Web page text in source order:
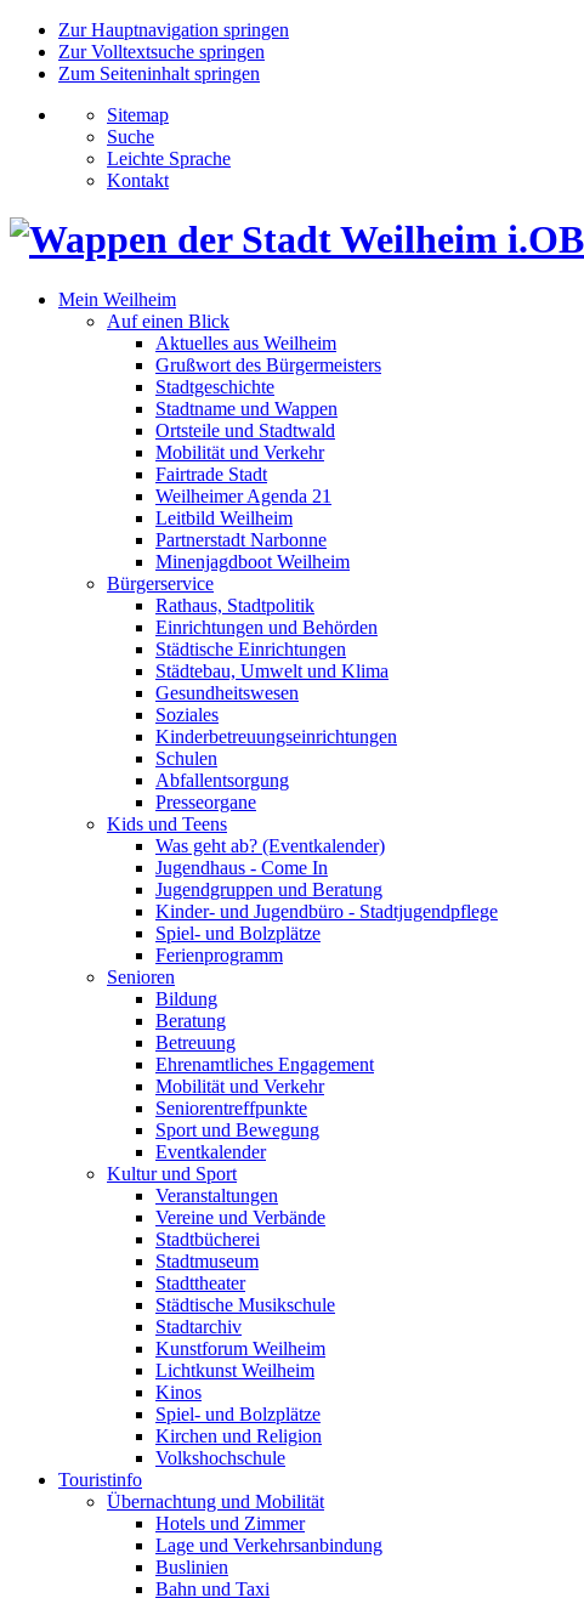
Zur Hauptnavigation springen
Zur Volltextsuche springen
Zum Seiteninhalt springen
Sitemap
Suche
Leichte Sprache
Kontakt
Mein Weilheim
Auf einen Blick
Aktuelles aus Weilheim
Grußwort des Bürgermeisters
Stadtgeschichte
Stadtname und Wappen
Ortsteile und Stadtwald
Mobilität und Verkehr
Fairtrade Stadt
Weilheimer Agenda 21
Leitbild Weilheim
Partnerstadt Narbonne
Minenjagdboot Weilheim
Bürgerservice
Rathaus, Stadtpolitik
Einrichtungen und Behörden
Städtische Einrichtungen
Städtebau, Umwelt und Klima
Gesundheitswesen
Soziales
Kinderbetreuungseinrichtungen
Schulen
Abfallentsorgung
Presseorgane
Kids und Teens
Was geht ab? (Eventkalender)
Jugendhaus - Come In
Jugendgruppen und Beratung
Kinder- und Jugendbüro - Stadtjugendpflege
Spiel- und Bolzplätze
Ferienprogramm
Senioren
Bildung
Beratung
Betreuung
Ehrenamtliches Engagement
Mobilität und Verkehr
Seniorentreffpunkte
Sport und Bewegung
Eventkalender
Kultur und Sport
Veranstaltungen
Vereine und Verbände
Stadtbücherei
Stadtmuseum
Stadttheater
Städtische Musikschule
Stadtarchiv
Kunstforum Weilheim
Lichtkunst Weilheim
Kinos
Spiel- und Bolzplätze
Kirchen und Religion
Volkshochschule
Touristinfo
Übernachtung und Mobilität
Hotels und Zimmer
Lage und Verkehrsanbindung
Buslinien
Bahn und Taxi